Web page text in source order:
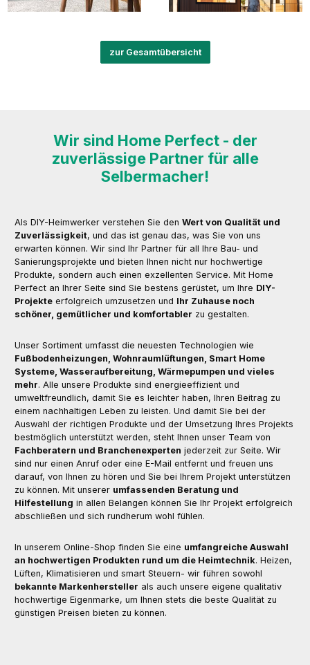
zur Gesamtübersicht
Wir sind Home Perfect - der
zuverlässige Partner für alle
Selbermacher!
Als DIY-Heimwerker verstehen Sie den Wert von Qualität und
Zuverlässigkeit, und das ist genau das, was Sie von uns
erwarten können. Wir sind Ihr Partner für all Ihre Bau- und
Sanierungsprojekte und bieten Ihnen nicht nur hochwertige
Produkte, sondern auch einen exzellenten Service. Mit Home
Perfect an Ihrer Seite sind Sie bestens gerüstet, um Ihre DIY-
Projekte erfolgreich umzusetzen und Ihr Zuhause noch
schöner, gemütlicher und komfortabler zu gestalten.
Unser Sortiment umfasst die neuesten Technologien wie
Fußbodenheizungen, Wohnraumlüftungen, Smart Home
Systeme, Wasseraufbereitung, Wärmepumpen und vieles
mehr. Alle unsere Produkte sind energieeffizient und
umweltfreundlich, damit Sie es leichter haben, Ihren Beitrag zu
einem nachhaltigen Leben zu leisten. Und damit Sie bei der
Auswahl der richtigen Produkte und der Umsetzung Ihres Projekts
bestmöglich unterstützt werden, steht Ihnen unser Team von
Fachberatern und Branchenexperten jederzeit zur Seite. Wir
sind nur einen Anruf oder eine E-Mail entfernt und freuen uns
darauf, von Ihnen zu hören und Sie bei Ihrem Projekt unterstützen
zu können. Mit unserer umfassenden Beratung und
Hilfestellung in allen Belangen können Sie Ihr Projekt erfolgreich
abschließen und sich rundherum wohl fühlen.
In unserem Online-Shop finden Sie eine umfangreiche Auswahl
an hochwertigen Produkten rund um die Heimtechnik. Heizen,
Lüften, Klimatisieren und smart Steuern- wir führen sowohl
bekannte Markenhersteller als auch unsere eigene qualitativ
hochwertige Eigenmarke, um Ihnen stets die beste Qualität zu
günstigen Preisen bieten zu können.